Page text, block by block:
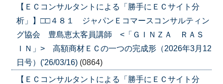
【ＥＣコンサルタントによる「勝手にＥＣサイト分
析」】□□４８１ ジャパンＥコマースコンサルティン
グ協会 豊島恵太客員講師 <「ＧＩＮＺＡ ＲＡＳ
ＩＮ」> 高額商材ＥＣの一つの完成形（2026年3月12
日号）('26/03/16) (0864)
【ＥＣコンサルタントによる「勝手にＥＣサイト分